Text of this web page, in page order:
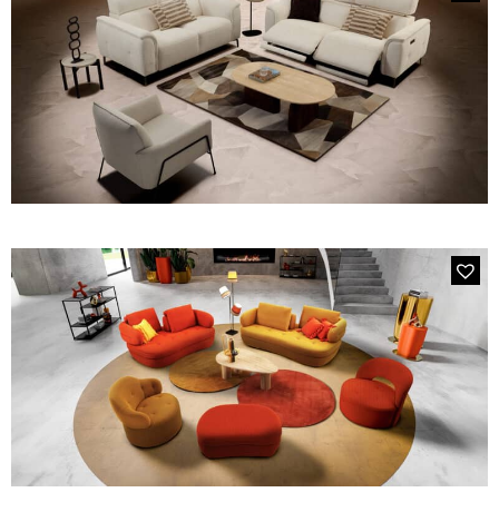
PAR FORME
Tables basses
Tables repas
Tapis
PAR STYLE
Contemporain
Industriel
IS03 CENTRAL
Le canapé 3 places avec 2 relax électriques bi-moteurs